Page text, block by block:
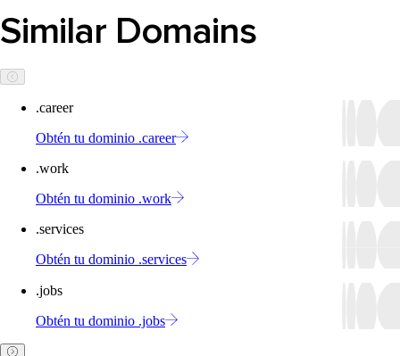
Similar Domains
.career
Obtén tu dominio .career
.work
Obtén tu dominio .work
.services
Obtén tu dominio .services
.jobs
Obtén tu dominio .jobs